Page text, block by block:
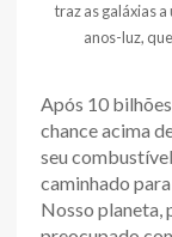
traz as galáxias
anos-luz,
Após 10
chance acima
seu
caminhado
Nosso planeta,